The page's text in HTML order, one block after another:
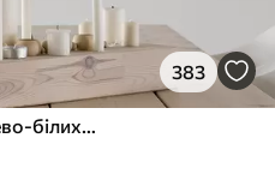
383
Букет великих пишних рожево-білих квітів півонії із зеленим листям на м’якому розмитому фоні